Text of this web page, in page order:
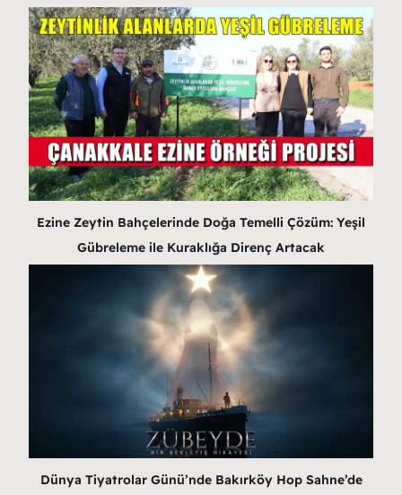
Ezine Zeytin Bahçelerinde Doğa Temelli Çözüm: Yeşil
Gübreleme ile Kuraklığa Direnç Artacak
Dünya Tiyatrolar Günü’nde Bakırköy Hop Sahne’de